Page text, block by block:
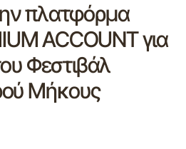
πλατφόρμα
ACCOUNT για
Φεστιβάλ
Μήκους